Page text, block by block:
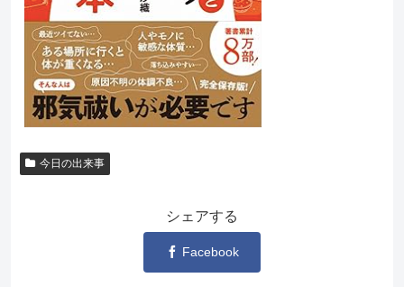
今日の出来事
シェアする
Facebook